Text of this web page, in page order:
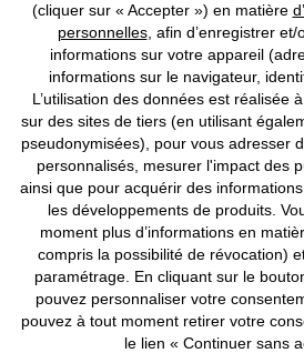
CGV Données personnelles
Mentions légales
©2026 bonprix.Tous
Deutsch
(cliquer sur « Accepter ») en matière
personnelles, afin d’enregistrer
informations sur votre appareil
informations sur le navigateur,
L’utilisation des données est réalisée
sur des sites de tiers (en utilisant
pseudonymisées), pour vous adresser
personnalisés, mesurer l'impact des
ainsi que pour acquérir des
les développements de produits.
moment plus d’informations en
compris la possibilité de révocation)
paramétrage. En cliquant sur le
pouvez personnaliser votre
pouvez à tout moment retirer votre
le lien « Continuer sans